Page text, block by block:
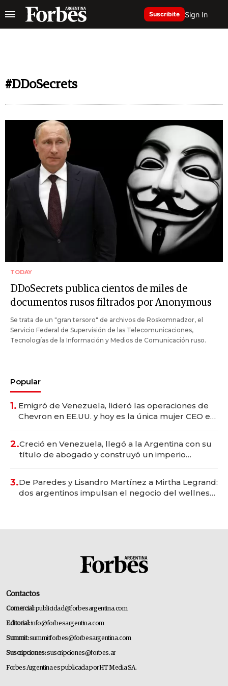
Suscribite Sign In
#DDoSecrets
TODAY
DDoSecrets publica cientos de miles de
documentos rusos filtrados por Anonymous
Se trata de un "gran tersoro" de archivos de Roskomnadzor, el
Servicio Federal de Supervisión de las Telecomunicaciones,
Tecnologías de la Información y Medios de Comunicación ruso.
Popular
1. Emigró de Venezuela, lideró las operaciones de
Chevron en EE.UU. y hoy es la única mujer CEO en
2.Creció en Venezuela, llegó a la Argentina con su
título de abogado y construyó un imperio
3.De Paredes y Lisandro Martínez a Mirtha Legrand:
dos argentinos impulsan el negocio del wellness
Contactos
Comercial:publicidad@forbesargentina.com
Editorial:info@forbesargentina.com
Summit:summitforbes@forbesargentina.com
Suscripciones:suscripciones@forbes.ar
Forbes Argentina es publicada por HT Media SA.